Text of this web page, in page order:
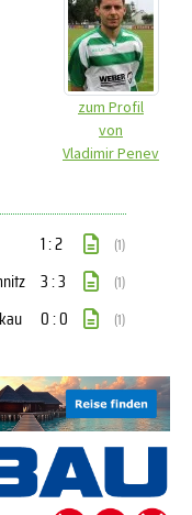
zum Profil
von
Vladimir Penev
1 : 2 (1)
3 : 3 (1)
0 : 0 (1)